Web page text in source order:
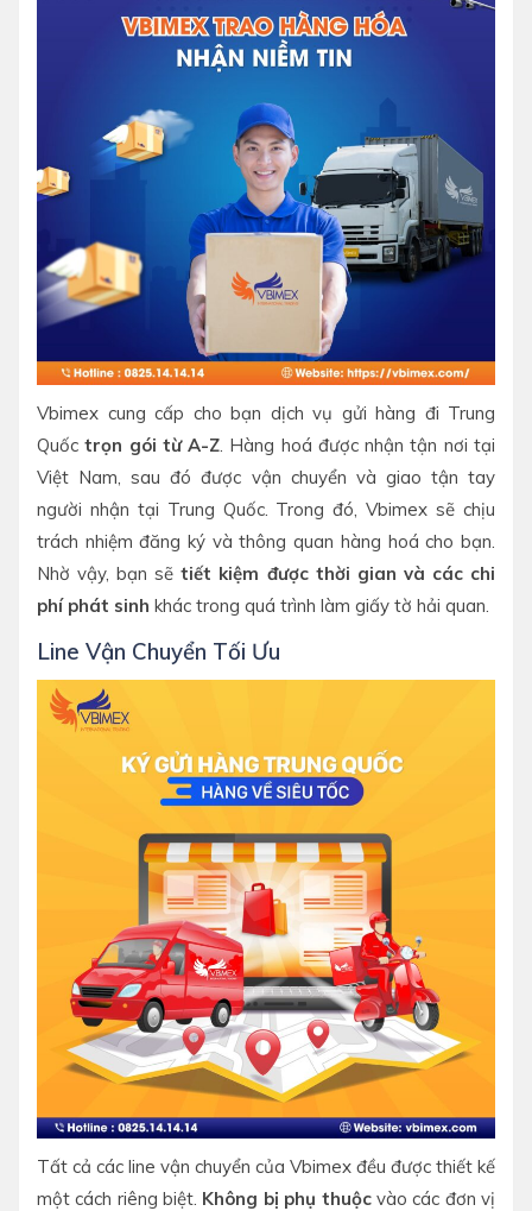
Vbimex cung cấp cho bạn dịch vụ gửi hàng đi Trung
Quốctrọn gói từ A-Z . Hàng hoá được nhận tận nơi tại
Việt Nam, sau đó được vận chuyển và giao tận tay
người nhận tại Trung Quốc. Trong đó, Vbimex sẽ chịu
trách nhiệm đăng ký và thông quan hàng hoá cho bạn.
Nhờ vậy, bạn sẽtiết kiệm được thời gian và các chi
phí phát sinh khác trong quá trình làm giấy tờ hải quan.
Line Vận Chuyển Tối Ưu
Tất cả các line vận chuyển của Vbimex đều được thiết kế
một cách riêng biệt. Không bị phụ thuộcvào các đơn vị